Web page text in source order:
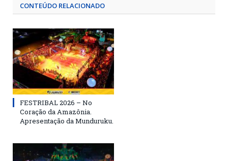
CONTEÚDO RELACIONADO
FESTRIBAL 2026 – No
Coração da Amazônia.
Apresentação da Munduruku.